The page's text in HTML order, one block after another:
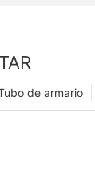
de armario